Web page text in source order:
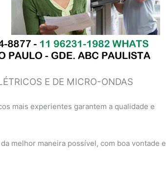
E DE MICRO-ONDAS
mais experientes garantem a qualidade e
melhor maneira possível, com boa vontade e